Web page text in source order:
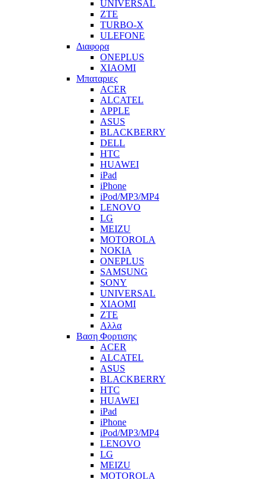
UNIVERSAL
ZTE
TURBO-X
ULEFONE
Διαφορα
ONEPLUS
XIAOMI
Μπαταριες
ACER
ALCATEL
APPLE
ASUS
BLACKBERRY
DELL
HTC
HUAWEI
iPad
iPhone
iPod/MP3/MP4
LENOVO
LG
MEIZU
MOTOROLA
NOKIA
ONEPLUS
SAMSUNG
SONY
UNIVERSAL
XIAOMI
ZTE
Αλλα
Βαση Φορτισης
ACER
ALCATEL
ASUS
BLACKBERRY
HTC
HUAWEI
iPad
iPhone
iPod/MP3/MP4
LENOVO
LG
MEIZU
MOTOROLA